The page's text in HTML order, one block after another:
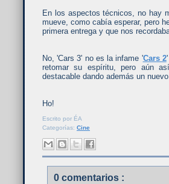
En los aspectos técnicos, no hay
mueve, como cabía esperar, pero
primera entrega y que nos
No, 'Cars 3' no es la infame 'Cars 2'
retomar su espíritu, pero aún
destacable dando además un
Ho!
Escrito por ÉA
Categorías: Cine
0 comentarios :